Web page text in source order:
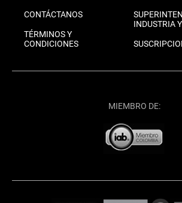
CONTÁCTANOS
TÉRMINOS Y
CONDICIONES
INDUSTRIA
MIEMBRO DE: